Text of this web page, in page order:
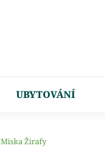
UBYTOVÁNÍ
Miska Žirafy